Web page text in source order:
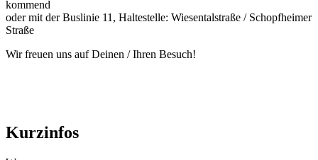
kommend
oder mit der Buslinie 11, Haltestelle: Wiesentalstraße / Schopfheimer
Straße
Wir freuen uns auf Deinen / Ihren Besuch!
Kurzinfos